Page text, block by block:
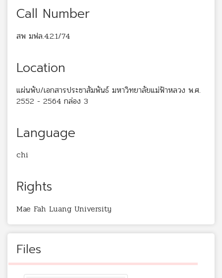
Call Number
สพ มฟล.4.2.1/74
Location
แผ่นพับ/เอกสารประชาสัมพันธ์ มหาวิทยาลัยแม่ฟ้าหลวง พ.ศ.
2552 - 2564 กล่อง 3
Language
chi
Rights
Mae Fah Luang University
Files